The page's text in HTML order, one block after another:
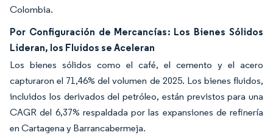
Colombia.
Por Configuración de Mercancías: Los Bienes Sólidos
Lideran, los Fluidos se Aceleran
Los bienes sólidos como el café, el cemento y el acero
capturaron el 71,46% del volumen de 2025. Los bienes fluidos,
incluidos los derivados del petróleo, están previstos para una
CAGR del 6,37% respaldada por las expansiones de refinería
en Cartagena y Barrancabermeja.